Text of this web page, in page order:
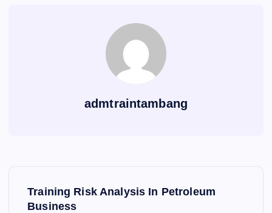
admtraintambang
Training Risk Analysis In Petroleum
Business